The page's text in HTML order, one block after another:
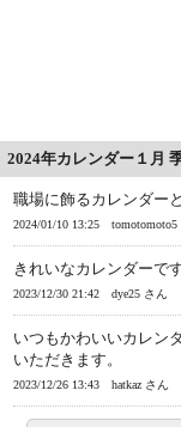
2024年カレンダー１月
職場に飾るカレンダー
2024/01/10 13:25 tomotomoto5
きれいなカレンダーで
2023/12/30 21:42 dye25 さん
いつもかわいいカレン
いただきます。
2023/12/26 13:43 hatkaz さん